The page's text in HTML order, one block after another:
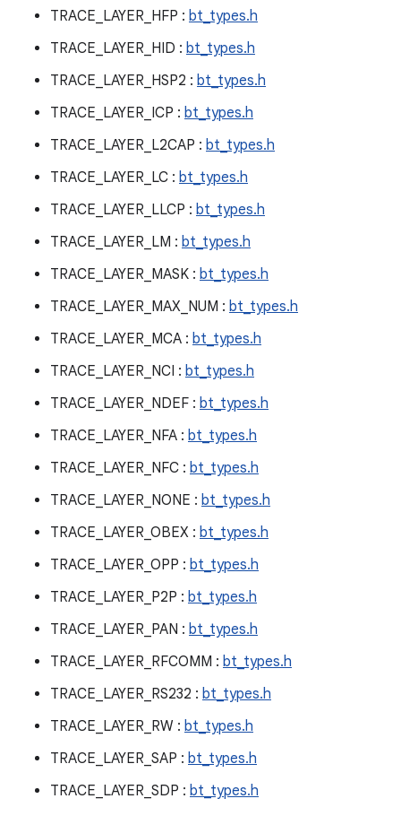
TRACE_LAYER_HFP : bt_types.h
TRACE_LAYER_HID : bt_types.h
TRACE_LAYER_HSP2 : bt_types.h
TRACE_LAYER_ICP : bt_types.h
TRACE_LAYER_L2CAP : bt_types.h
TRACE_LAYER_LC : bt_types.h
TRACE_LAYER_LLCP : bt_types.h
TRACE_LAYER_LM : bt_types.h
TRACE_LAYER_MASK : bt_types.h
TRACE_LAYER_MAX_NUM : bt_types.h
TRACE_LAYER_MCA : bt_types.h
TRACE_LAYER_NCI : bt_types.h
TRACE_LAYER_NDEF : bt_types.h
TRACE_LAYER_NFA : bt_types.h
TRACE_LAYER_NFC : bt_types.h
TRACE_LAYER_NONE : bt_types.h
TRACE_LAYER_OBEX : bt_types.h
TRACE_LAYER_OPP : bt_types.h
TRACE_LAYER_P2P : bt_types.h
TRACE_LAYER_PAN : bt_types.h
TRACE_LAYER_RFCOMM : bt_types.h
TRACE_LAYER_RS232 : bt_types.h
TRACE_LAYER_RW : bt_types.h
TRACE_LAYER_SAP : bt_types.h
TRACE_LAYER_SDP : bt_types.h